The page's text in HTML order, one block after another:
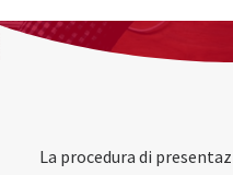
La procedura di